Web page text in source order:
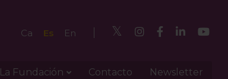
Ca Es En
La Fundación Contacto Newsletter